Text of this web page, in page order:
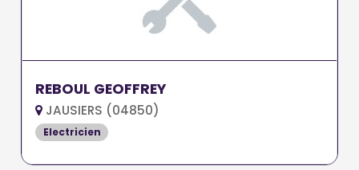
REBOUL GEOFFREY
JAUSIERS (04850)
Electricien